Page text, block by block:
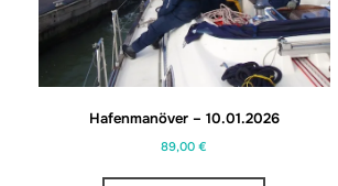
Hafenmanöver – 10.01.2026
89,00€